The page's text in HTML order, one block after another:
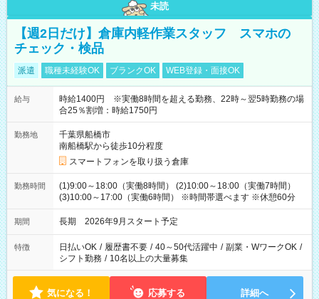
未読
【週2日だけ】倉庫内軽作業スタッフ スマホの
チェック・検品
派遣 職種未経験OK ブランクOK WEB登録・面接OK
給与
時給1400円 ※実働8時間を超える勤務、22時～翌5時勤務の場
合25％割増：時給1750円
勤務地
千葉県船橋市
南船橋駅から徒歩10分程度
スマートフォンを取り扱う倉庫
勤務時間
(1)9:00～18:00（実働8時間） (2)10:00～18:00（実働7時間）
(3)10:00～17:00（実働6時間） ※時間帯選べます ※休憩60分
期間 長期 2026年9月スタート予定
特徴 日払いOK / 履歴書不要 / 40～50代活躍中 / 副業・WワークOK /
シフト勤務 / 10名以上の大量募集
気になる！ 応募する 詳細へ